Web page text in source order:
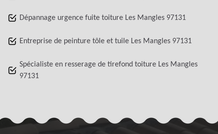
Dépannage urgence fuite toiture Les Mangles 97131
Entreprise de peinture tôle et tuile Les Mangles 97131
Spécialiste en resserage de tirefond toiture Les Mangles
97131